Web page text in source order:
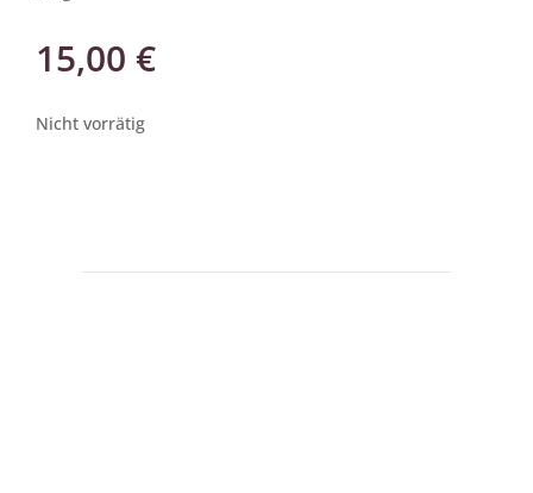
15,00 €
Nicht vorrätig